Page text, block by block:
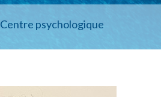
Centre psychologique